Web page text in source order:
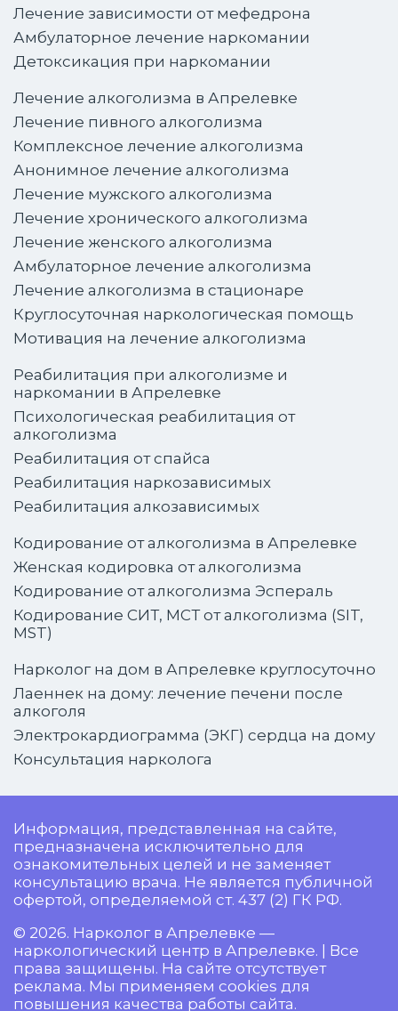
Лечение зависимости от мефедрона
Амбулаторное лечение наркомании
Детоксикация при наркомании
Лечение алкоголизма в Апрелевке
Лечение пивного алкоголизма
Комплексное лечение алкоголизма
Анонимное лечение алкоголизма
Лечение мужского алкоголизма
Лечение хронического алкоголизма
Лечение женского алкоголизма
Амбулаторное лечение алкоголизма
Лечение алкоголизма в стационаре
Круглосуточная наркологическая помощь
Мотивация на лечение алкоголизма
Реабилитация при алкоголизме и
наркомании в Апрелевке
Психологическая реабилитация от
алкоголизма
Реабилитация от спайса
Реабилитация наркозависимых
Реабилитация алкозависимых
Кодирование от алкоголизма в Апрелевке
Женская кодировка от алкоголизма
Кодирование от алкоголизма Эспераль
Кодирование СИТ, МСТ от алкоголизма (SIT,
MST)
Нарколог на дом в Апрелевке круглосуточно
Лаеннек на дому: лечение печени после
алкоголя
Электрокардиограмма (ЭКГ) сердца на дому
Консультация нарколога
Информация, представленная на сайте,
предназначена исключительно для
ознакомительных целей и не заменяет
консультацию врача. Не является публичной
офертой, определяемой ст. 437 (2) ГК РФ.
© 2026. Нарколог в Апрелевке —
наркологический центр в Апрелевке. | Все
права защищены. На сайте отсутствует
реклама. Мы применяем cookies для
повышения качества работы сайта.